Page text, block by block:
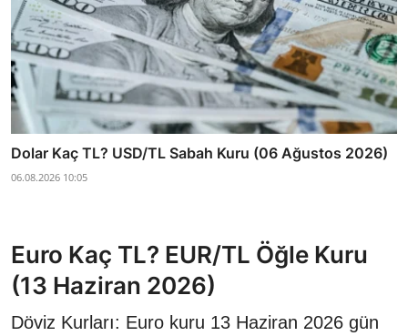
Dolar Kaç TL? USD/TL Sabah Kuru (06 Ağustos 2026)
06.08.2026 10:05
Euro Kaç TL? EUR/TL Öğle Kuru
(13 Haziran 2026)
Döviz Kurları: Euro kuru 13 Haziran 2026 gün